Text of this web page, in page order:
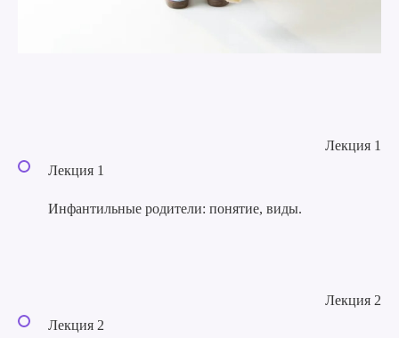
Лекция 1
Лекция 1
Инфантильные родители: понятие, виды.
Лекция 2
Лекция 2